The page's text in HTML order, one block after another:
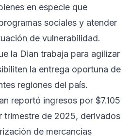
en especie que
sociales y atender
de vulnerabilidad.
la Dian trabaja para agilizar
la entrega oportuna de
regiones del país.
reportó ingresos por $7.105
trimestre de 2025, derivados
de mercancías